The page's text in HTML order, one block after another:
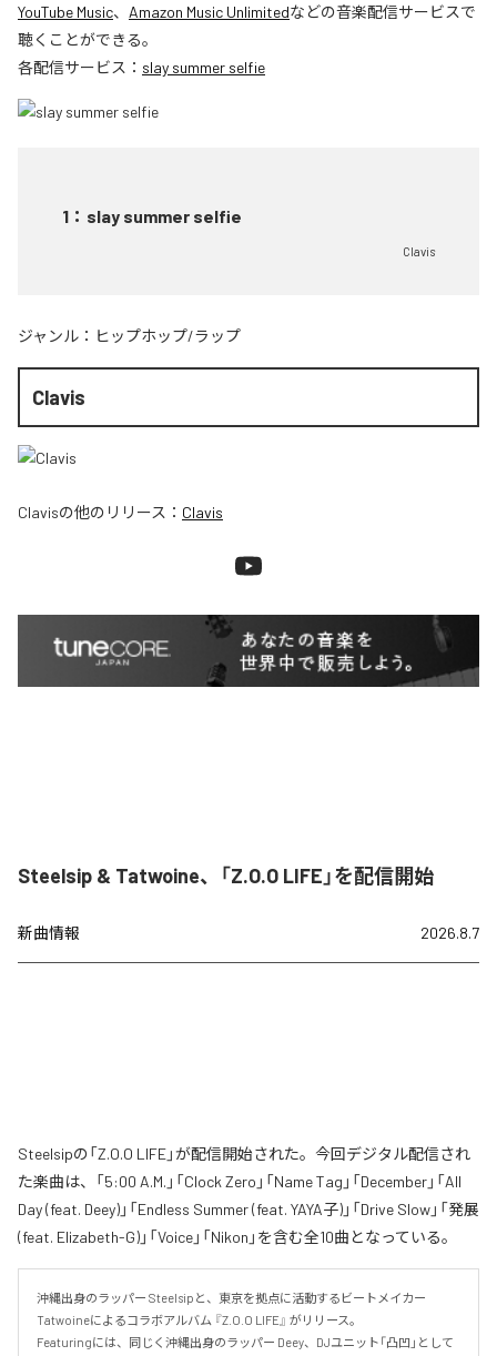
YouTube Music、 Amazon Music Unlimitedなどの音楽配信サービスで
聴くことができる。
各配信サービス： slay summer selfie
1 ： slay summer selfie
Clavis
ジャンル： ヒップホップ/ラップ
Clavis
Clavisの他のリリース： Clavis
Steelsip & Tatwoine、「Z.O.O LIFE」を配信開始
新曲情報 2026.8.7
Steelsipの「Z.O.O LIFE」が配信開始された。今回デジタル配信され
た楽曲は、「5:00 A.M.」「Clock Zero」「Name Tag」「December」「All
Day (feat. Deey)」「Endless Summer (feat. YAYA子)」「Drive Slow」「発展
(feat. Elizabeth-G)」「Voice」「Nikon」を含む全10曲となっている。
沖縄出身のラッパー Steelsipと、東京を拠点に活動するビートメイカー
Tatwoineによるコラボアルバム 『Z.O.O LIFE』 がリリース。
Featuringには、同じく沖縄出身のラッパー Deey、DJユニット「凸凹」として